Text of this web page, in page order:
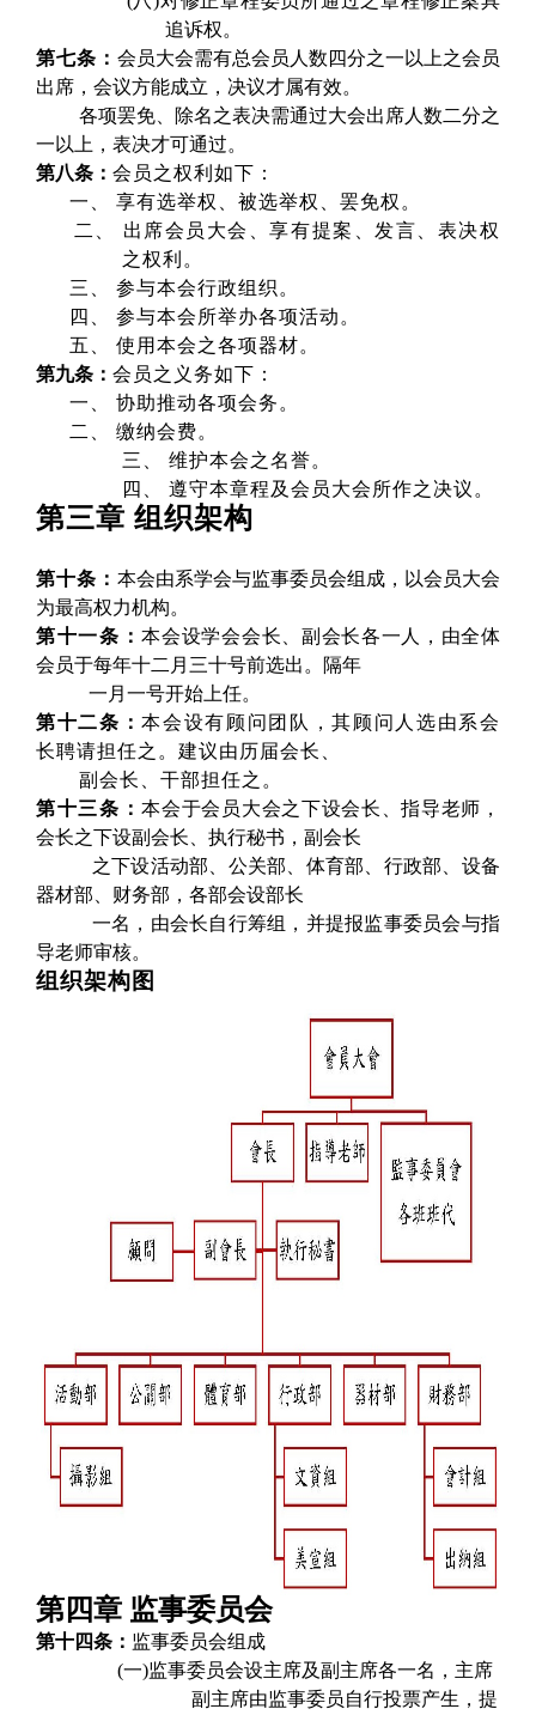
追诉权。
第七条： 会员大会需有总会员人数四分之一以上之会员
出席，会议方能成立，决议才属有效。
各项罢免、除名之表决需通过大会出席人数二分之
一以上，表决才可通过。
第八条： 会员之权利如下：
一、 享有选举权、被选举权、罢免权。
二、 出席会员大会、享有提案、发言、表决权
之权利。
三、 参与本会行政组织。
四、 参与本会所举办各项活动。
五、 使用本会之各项器材。
第九条： 会员之义务如下：
一、 协助推动各项会务。
二、 缴纳会费。
三、 维护本会之名誉。
四、 遵守本章程及会员大会所作之决议。
第三章 组织架构
第十条： 本会由系学会与监事委员会组成，以会员大会
为最高权力机构。
第十一条：本会设学会会长、副会长各一人，由全体
会员于每年十二月三十号前选出。隔年
一月一号开始上任。
第十二条：本会设有顾问团队，其顾问人选由系会
长聘请担任之。建议由历届会长、
副会长、干部担任之。
第十三条：本会于会员大会之下设会长、指导老师，
会长之下设副会长、执行秘书，副会长
之下设活动部、公关部、体育部、行政部、设备
器材部、财务部，各部会设部长
一名，由会长自行筹组，并提报监事委员会与指
导老师审核。
组织架构图
第四章 监事委员会
第十四条： 监事委员会组成
(一)监事委员会设主席及副主席各一名，主席
副主席由监事委员自行投票产生，提